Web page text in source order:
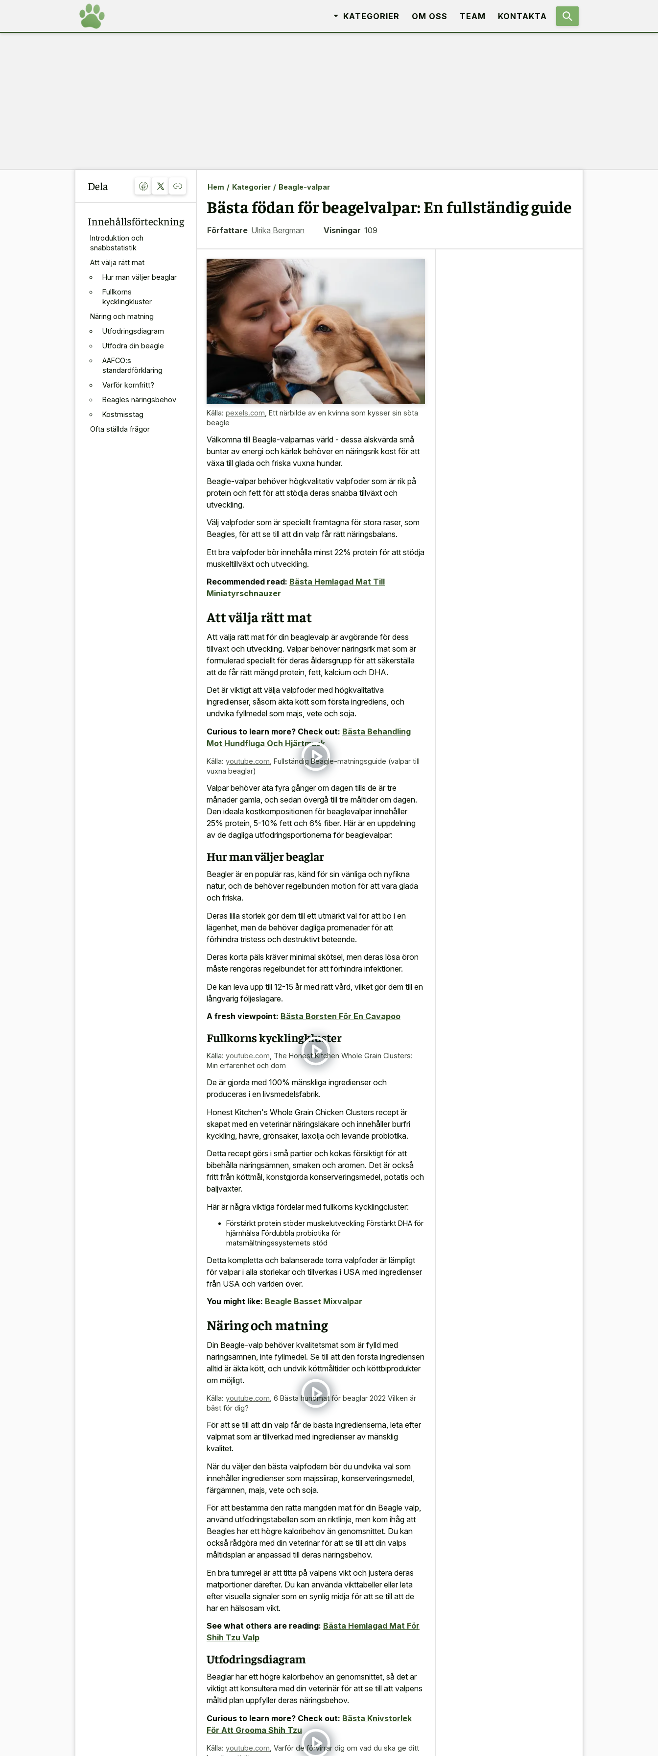
KATEGORIER OM OSS TEAM KONTAKTA
Dela
Innehållsförteckning
Introduktion och
snabbstatistik
Att välja rätt mat
Hur man väljer beaglar
Fullkorns
kycklingkluster
Näring och matning
Utfodringsdiagram
Utfodra din beagle
AAFCO:s
standardförklaring
Varför kornfritt?
Beagles näringsbehov
Kostmisstag
Ofta ställda frågor
Hem / Kategorier / Beagle-valpar
Bästa födan för beagelvalpar: En fullständig guide
Författare Ulrika Bergman Visningar 109
Källa: pexels.com Ett närbilde av en kvinna som kysser sin söta
beagle
Välkomna till Beagle-valparnas värld - dessa älskvärda små
buntar av energi och kärlek behöver en näringsrik kost för att
växa till glada och friska vuxna hundar.
Beagle-valpar behöver högkvalitativ valpfoder som är rik på
protein och fett för att stödja deras snabba tillväxt och
utveckling.
Välj valpfoder som är speciellt framtagna för stora raser, som
Beagles, för att se till att din valp får rätt näringsbalans.
Ett bra valpfoder bör innehålla minst 22% protein för att stödja
muskeltillväxt och utveckling.
Recommended read: Bästa Hemlagad Mat Till
Miniatyrschnauzer
Att välja rätt mat
Att välja rätt mat för din beaglevalp är avgörande för dess
tillväxt och utveckling. Valpar behöver näringsrik mat som är
formulerad speciellt för deras åldersgrupp för att säkerställa
att de får rätt mängd protein, fett, kalcium och DHA.
Det är viktigt att välja valpfoder med högkvalitativa
ingredienser, såsom äkta kött som första ingrediens, och
undvika fyllmedel som majs, vete och soja.
Curious to learn more? Check out: Bästa Behandling
Mot Hundfluga Och Hjärtmask
Källa: youtube.com Fullständig Beagle-matningsguide (valpar till
vuxna beaglar)
Valpar behöver äta fyra gånger om dagen tills de är tre
månader gamla, och sedan övergå till tre måltider om dagen.
Den ideala kostkompositionen för beaglevalpar innehåller
25% protein, 5-10% fett och 6% fiber. Här är en uppdelning
av de dagliga utfodringsportionerna för beaglevalpar:
Hur man väljer beaglar
Beagler är en populär ras, känd för sin vänliga och nyfikna
natur, och de behöver regelbunden motion för att vara glada
och friska.
Deras lilla storlek gör dem till ett utmärkt val för att bo i en
lägenhet, men de behöver dagliga promenader för att
förhindra tristess och destruktivt beteende.
Deras korta päls kräver minimal skötsel, men deras lösa öron
måste rengöras regelbundet för att förhindra infektioner.
De kan leva upp till 12-15 år med rätt vård, vilket gör dem till en
långvarig följeslagare.
A fresh viewpoint: Bästa Borsten För En Cavapoo
Fullkorns kycklingkluster
Källa: youtube.com The Honest Kitchen Whole Grain Clusters:
Min erfarenhet och dom
De är gjorda med 100% mänskliga ingredienser och
produceras i en livsmedelsfabrik.
Honest Kitchen's Whole Grain Chicken Clusters recept är
skapat med en veterinär näringsläkare och innehåller burfri
kyckling, havre, grönsaker, laxolja och levande probiotika.
Detta recept görs i små partier och kokas försiktigt för att
bibehålla näringsämnen, smaken och aromen. Det är också
fritt från köttmål, konstgjorda konserveringsmedel, potatis och
baljväxter.
Här är några viktiga fördelar med fullkorns kycklingcluster:
Förstärkt protein stöder muskelutveckling Förstärkt DHA för
hjärnhälsa Fördubbla probiotika för
matsmältningssystemets stöd
Detta kompletta och balanserade torra valpfoder är lämpligt
för valpar i alla storlekar och tillverkas i USA med ingredienser
från USA och världen över.
You might like: Beagle Basset Mixvalpar
Näring och matning
Din Beagle-valp behöver kvalitetsmat som är fylld med
näringsämnen, inte fyllmedel. Se till att den första ingrediensen
alltid är äkta kött, och undvik köttmåltider och köttbiprodukter
om möjligt.
Källa: youtube.com 6 Bästa hundmat för beaglar 2022 Vilken är
bäst för dig?
För att se till att din valp får de bästa ingredienserna, leta efter
valpmat som är tillverkad med ingredienser av mänsklig
kvalitet.
När du väljer den bästa valpfodern bör du undvika val som
innehåller ingredienser som majssiirap, konserveringsmedel,
färgämnen, majs, vete och soja.
För att bestämma den rätta mängden mat för din Beagle valp,
använd utfodringstabellen som en riktlinje, men kom ihåg att
Beagles har ett högre kaloribehov än genomsnittet. Du kan
också rådgöra med din veterinär för att se till att din valps
måltidsplan är anpassad till deras näringsbehov.
En bra tumregel är att titta på valpens vikt och justera deras
matportioner därefter. Du kan använda vikttabeller eller leta
eftervisuella signaler som en synlig midja för att se till att de
har en hälsosam vikt.
See what others are reading: Bästa Hemlagad Mat För
Shih Tzu Valp
Utfodringsdiagram
Beaglar har ett högre kaloribehov än genomsnittet, så det är
viktigt att konsultera med din veterinär för att se till att valpens
måltid plan uppfyller deras näringsbehov.
Curious to learn more? Check out: Bästa Knivstorlek
För Att Grooma Shih Tzu
Källa: youtube.com Varför de förvirrar dig om vad du ska ge ditt